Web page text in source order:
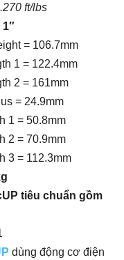
ft/lbs
1″
= 106.7mm
tiêu chuẩn gồm
dùng động cơ điện